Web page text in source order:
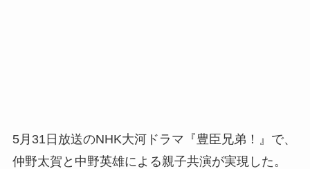
5月31日放送のNHK大河ドラマ『豊臣兄弟！』で、
仲野太賀と中野英雄による親子共演が実現した。